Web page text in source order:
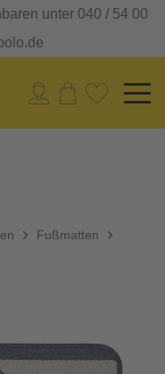
unter 040 / 54 00
Fußmatten